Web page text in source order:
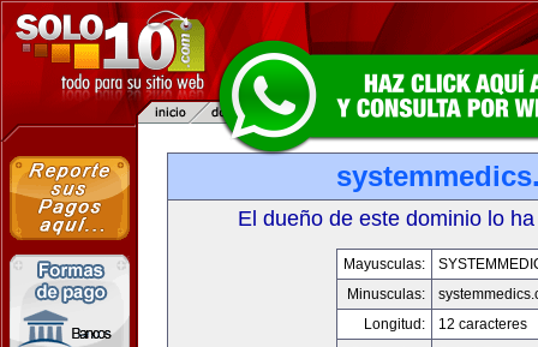
El dueño de este dominio lo
Mayusculas:
Minusculas:
Longitud:
12 caracteres